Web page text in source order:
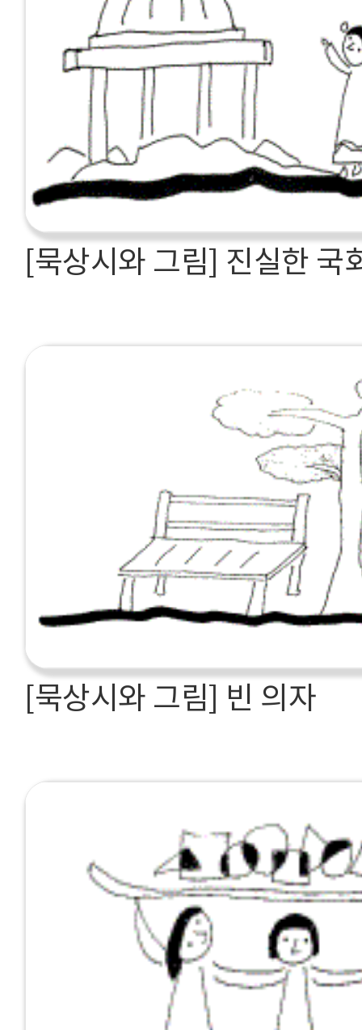
[묵상시와 그림] 진실한 국
[묵상시와 그림] 빈 의자